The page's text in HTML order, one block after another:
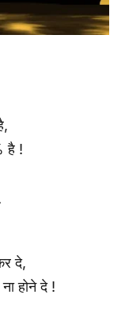
है !
दे,
होने दे !